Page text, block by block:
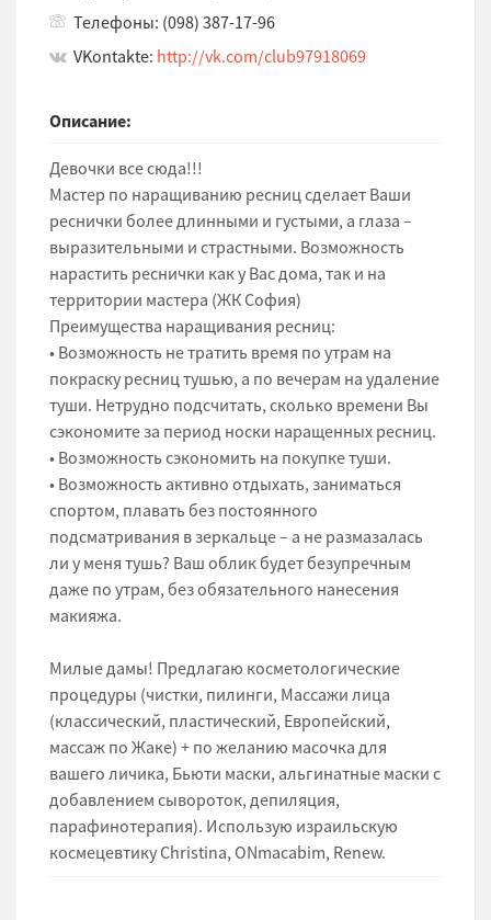
Телефоны: (098) 387-17-96
VKontakte: http://vk.com/club97918069
Описание:
Девочки все сюда!!!
Мастер по наращиванию ресниц сделает Ваши
реснички более длинными и густыми, а глаза –
выразительными и страстными. Возможность
нарастить реснички как у Вас дома, так и на
территории мастера (ЖК София)
Преимущества наращивания ресниц:
• Возможность не тратить время по утрам на
покраску ресниц тушью, а по вечерам на удаление
туши. Нетрудно подсчитать, сколько времени Вы
сэкономите за период носки наращенных ресниц.
• Возможность сэкономить на покупке туши.
• Возможность активно отдыхать, заниматься
спортом, плавать без постоянного
подсматривания в зеркальце – а не размазалась
ли у меня тушь? Ваш облик будет безупречным
даже по утрам, без обязательного нанесения
макияжа.
Милые дамы! Предлагаю косметологические
процедуры (чистки, пилинги, Массажи лица
(классический, пластический, Европейский,
массаж по Жаке) + по желанию масочка для
вашего личика, Бьюти маски, альгинатные маски с
добавлением сывороток, депиляция,
парафинотерапия). Использую израильскую
космецевтику Christina, ONmacabim, Renew.